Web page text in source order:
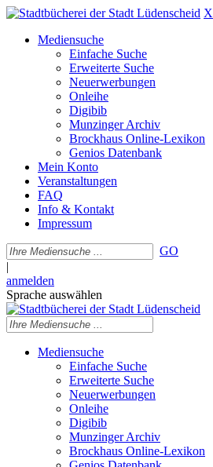
X
Mediensuche
Einfache Suche
Erweiterte Suche
Neuerwerbungen
Onleihe
Digibib
Munzinger Archiv
Brockhaus Online-Lexikon
Genios Datenbank
Mein Konto
Veranstaltungen
FAQ
Info & Kontakt
Impressum
GO
|
anmelden
Sprache auswählen
Mediensuche
Einfache Suche
Erweiterte Suche
Neuerwerbungen
Onleihe
Digibib
Munzinger Archiv
Brockhaus Online-Lexikon